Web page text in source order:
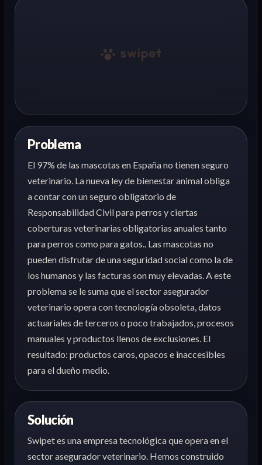
Problema
El 97% de las mascotas en España no tienen seguro
veterinario. La nueva ley de bienestar animal obliga
a contar con un seguro obligatorio de
Responsabilidad Civil para perros y ciertas
coberturas veterinarias obligatorias anuales tanto
para perros como para gatos.. Las mascotas no
pueden disfrutar de una seguridad social como la de
los humanos y las facturas son muy elevadas. A este
problema se le suma que el sector asegurador
veterinario opera con tecnología obsoleta, datos
actuariales de terceros o poco trabajados, procesos
manuales y productos llenos de exclusiones. El
resultado: productos caros, opacos e inaccesibles
para el dueño medio.
Solución
Swipet es una empresa tecnológica que opera en el
sector asegurador veterinario. Hemos construido